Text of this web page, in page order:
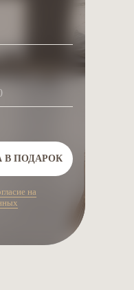
В ПОДАРОК
на